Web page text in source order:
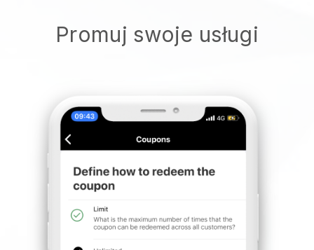
Promuj swoje usługi